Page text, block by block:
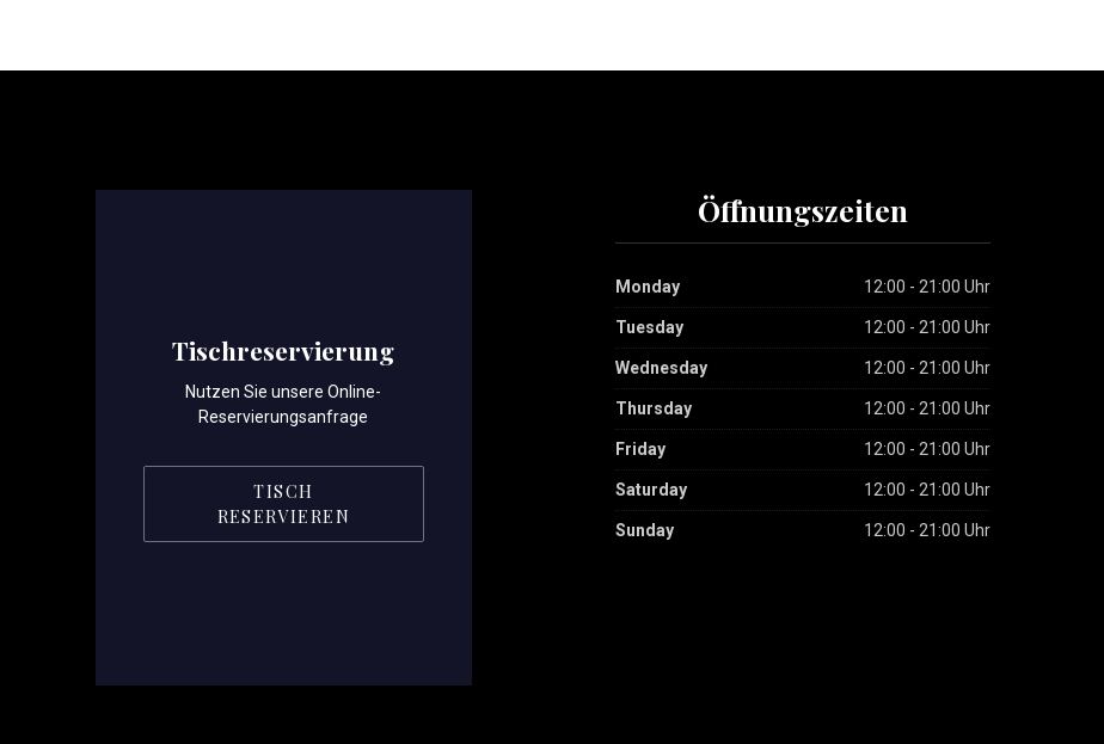
Tischreservierung
Nutzen Sie unsere Online-
Reservierungsanfrage
TISCH
RESERVIEREN
Öffnungszeiten
Monday 12:00 - 21:00 Uhr
Tuesday 12:00 - 21:00 Uhr
Wednesday 12:00 - 21:00 Uhr
Thursday 12:00 - 21:00 Uhr
Friday 12:00 - 21:00 Uhr
Saturday 12:00 - 21:00 Uhr
Sunday 12:00 - 21:00 Uhr